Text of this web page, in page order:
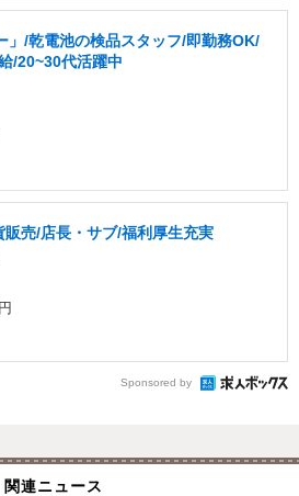
」/乾電池の検品スタッフ/即勤務OK/
/20~30代活躍中
売/店長・サブ/福利厚生充実
Sponsored by
関連ニュース